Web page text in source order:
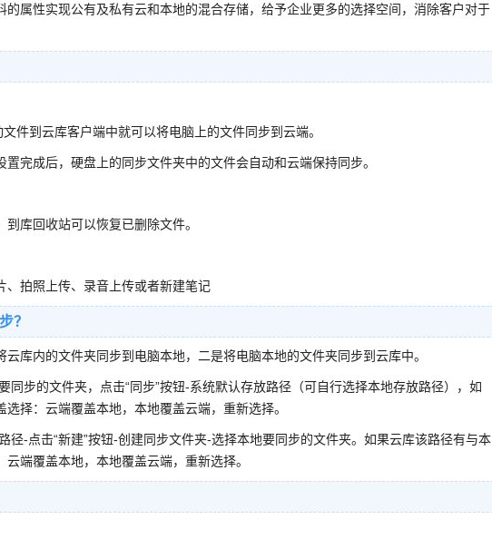
属性实现公有及私有云和本地的混合存储，给予企业更多的选择空间，消除客户对于
件到云库客户端中就可以将电脑上的文件同步到云端。
完成后，硬盘上的同步文件夹中的文件会自动和云端保持同步。
库回收站可以恢复已删除文件。
、拍照上传、录音上传或者新建笔记
？
库内的文件夹同步到电脑本地，二是将电脑本地的文件夹同步到云库中。
同步的文件夹，点击“同步”按钮-系统默认存放路径（可自行选择本地存放路径），如
选择：云端覆盖本地，本地覆盖云端，重新选择。
径-点击“新建”按钮-创建同步文件夹-选择本地要同步的文件夹。如果云库该路径有与本
端覆盖本地，本地覆盖云端，重新选择。